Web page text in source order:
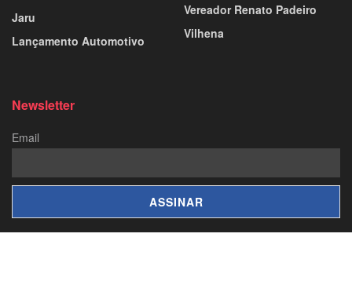
Jaru
Lançamento Automotivo
Vereador Renato Padeiro
Vilhena
Newsletter
Email